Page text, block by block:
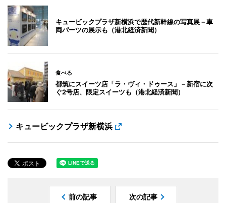
キュービックプラザ新横浜で歴代新幹線の写真展－車
両パーツの展示も（港北経済新聞）
食べる
都筑にスイーツ店「ラ・ヴィ・ドゥース」－新宿に次
ぐ2号店、限定スイーツも（港北経済新聞）
キュービックプラザ新横浜
前の記事 次の記事